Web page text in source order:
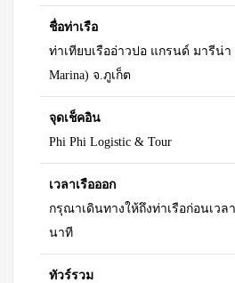
ชื่อท่าเรือ
ท่าเทียบเรืออ่าวปอ แกรนด์ มารีน่า
Marina) จ.ภูเก็ต
จุดเช็คอิน
Phi Phi Logistic & Tour
เวลาเรือออก
กรุณาเดินทางให้ถึงท่าเรือก่อนเวล
นาที
ทัวร์รวม